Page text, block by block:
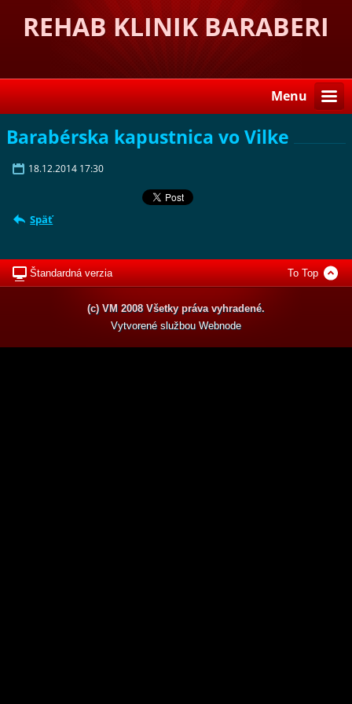
REHAB KLINIK BARABERI
Menu
Barabérska kapustnica vo Vilke
18.12.2014 17:30
Späť
Štandardná verzia To Top
(c) VM 2008 Všetky práva vyhradené.
Vytvorené službou Webnode